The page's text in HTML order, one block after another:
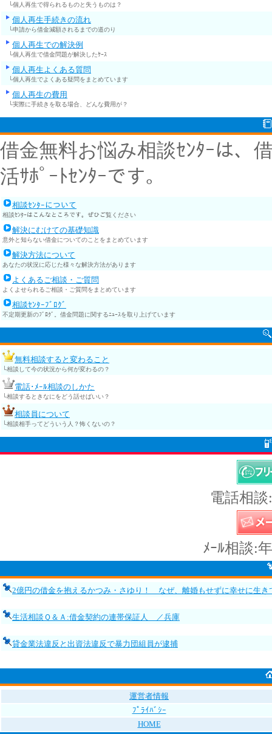
└個人再生で得られるものと失うものは？
個人再生手続きの流れ
└申請から借金減額されるまでの道のり
個人再生での解決例
└個人再生で借金問題が解決したｹｰｽ
個人再生よくある質問
└個人再生でよくある疑問をまとめています
個人再生の費用
└実際に手続きを取る場合、どんな費用が？
借金無料お悩み相談ｾﾝﾀｰは、
活ｻﾎﾟｰﾄｾﾝﾀｰです。
相談ｾﾝﾀｰについて
相談ｾﾝﾀｰはこんなところです。ぜひご覧ください
解決にむけての基礎知識
意外と知らない借金についてのことをまとめています
解決方法について
あなたの状況に応じた様々な解決方法があります
よくあるご相談・ご質問
よくよせられるご相談・ご質問をまとめています
相談ｾﾝﾀｰﾌﾞﾛｸﾞ
不定期更新のﾌﾞﾛｸﾞ。借金問題に関するﾆｭｰｽを取り上げています
無料相談すると変わること
└相談して今の状況から何が変わるの？
電話･ﾒｰﾙ相談のしかた
└相談するときなにをどう話せばいい？
相談員について
└相談相手ってどういう人？怖くないの？
電話相
ﾒｰﾙ相談:
2億円の借金を抱えるかつみ・さゆり！ なぜ、離婚もせずに幸せに生き
生活相談Ｑ＆Ａ:借金契約の連帯保証人 ／兵庫
貸金業法違反と出資法違反で暴力団組員が逮捕
運営者情報
ﾌﾟﾗｲﾊﾞｼｰ
HOME